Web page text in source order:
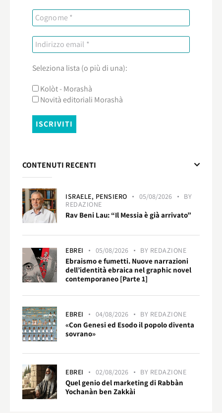
Seleziona lista (o più di una):
Kolòt - Morashà
Novità editoriali Morashà
CONTENUTI RECENTI
ISRAELE, PENSIERO 05/08/2026
BY
REDAZIONE
Rav Beni Lau: “Il Messia è già arrivato”
EBREI 05/08/2026 BY REDAZIONE
Ebraismo e fumetti. Nuove narrazioni
dell’identità ebraica nel graphic novel
contemporaneo [Parte 1]
EBREI 04/08/2026 BY REDAZIONE
«Con Genesi ed Esodo il popolo diventa
sovrano»
EBREI 02/08/2026 BY REDAZIONE
Quel genio del marketing di Rabbàn
Yochanàn ben Zakkài